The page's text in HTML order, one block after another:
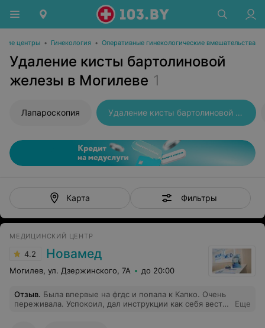
центры • Гинекология • Оперативные гинекологические вмешательства
Удаление кисты бартолиновой
железы в Могилеве 1
Лапароскопия Удаление кисты бартолиновой железы
Карта Фильтры
МЕДИЦИНСКИЙ ЦЕНТР
4.2 Новамед
Могилев, ул. Дзержинского, 7А до 20:00
Отзыв. Была впервые на фгдс и попала к Капко. Очень
переживала. Успокоил, дал инструкции как себя вести.
Еще